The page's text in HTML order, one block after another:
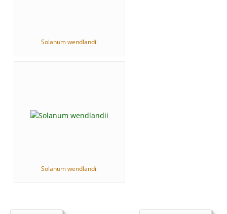
Solanum wendlandii
Solanum wendlandii